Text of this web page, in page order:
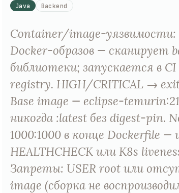
Java Backend
Container/image-уязвимости:
Docker-образов — сканирует
библиотеки; запускается в CI
registry. HIGH/CRITICAL →
Base image — eclipse-
никогда :latest без digest-pin.
1000:1000 в конце Dockerfile —
HEALTHCHECK или K8s
Запреты: USER root или
image (сборка не